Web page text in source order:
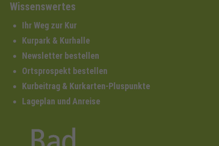
Wissenswertes
Ihr Weg zur Kur
Kurpark & Kurhalle
Newsletter bestellen
Ortsprospekt bestellen
Kurbeitrag & Kurkarten-Pluspunkte
Lageplan und Anreise